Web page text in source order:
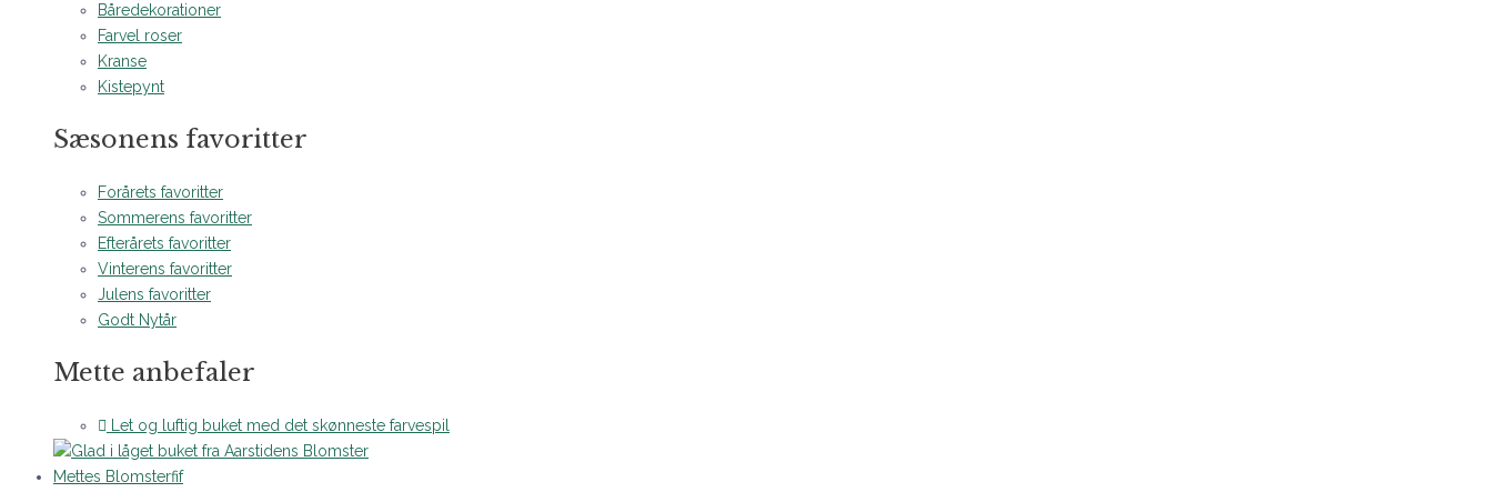
Båredekorationer
Farvel roser
Kranse
Kistepynt
Sæsonens favoritter
Forårets favoritter
Sommerens favoritter
Efterårets favoritter
Vinterens favoritter
Julens favoritter
Godt Nytår
Mette anbefaler
Let og luftig buket med det skønneste farvespil
Mettes Blomsterfif